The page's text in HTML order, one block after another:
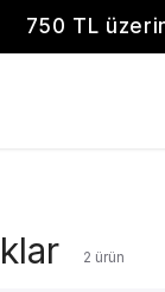
750 TL
2 ürün